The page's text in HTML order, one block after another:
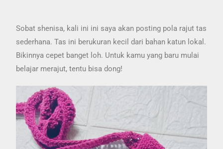
Sobat shenisa, kali ini ini saya akan posting pola rajut tas
sederhana. Tas ini berukuran kecil dari bahan katun lokal.
Bikinnya cepet banget loh. Untuk kamu yang baru mulai
belajar merajut, tentu bisa dong!